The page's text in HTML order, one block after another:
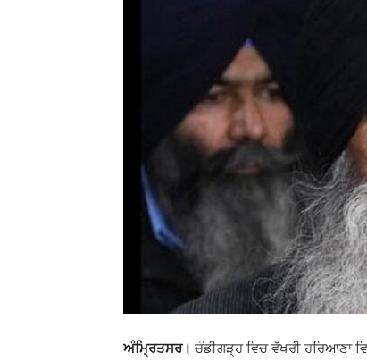
ਅੰਮ੍ਰਿਤਸਰ। ਚੰਡੀਗੜ੍ਹ ਵਿਚ ਵੱਖਰੀ ਹਰਿਆਣਾ